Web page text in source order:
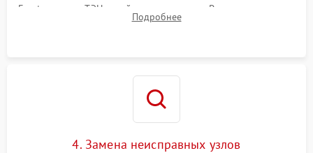
Frost, включая ТЭН оттайки и вентилятор. Ремонт или замена
платы управления при сбоях алгоритмов.
Подробнее
4. Замена неисправных узлов